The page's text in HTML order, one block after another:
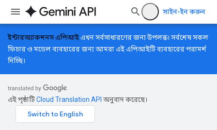
সাইন-ইন করুন
ইন্টারঅ্যাকশনস এপিআইএখন সর্বসাধারণের জন্য উপলব্ধ। সর্বশেষ সকল
ফিচার ও মডেল ব্যবহারের জন্য আমরা এই এপিআইটি ব্যবহারের পরামর্শ
দিচ্ছি।
এই পৃষ্ঠাটিCloud Translation API অনুবাদ করেছে।